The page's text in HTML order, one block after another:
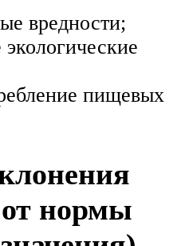
вредности;
пищевых
от нормы